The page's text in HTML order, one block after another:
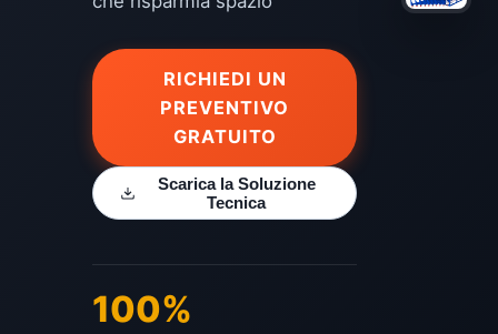
RICHIEDI UN
PREVENTIVO
GRATUITO
Scarica la Soluzione
Tecnica
100%